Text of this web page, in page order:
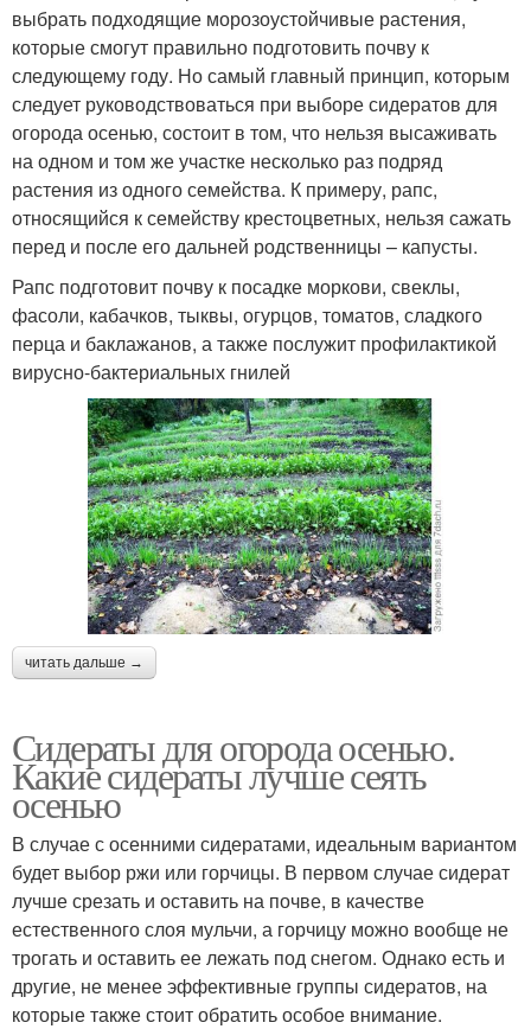
выбрать подходящие морозоустойчивые растения,
которые смогут правильно подготовить почву к
следующему году. Но самый главный принцип, которым
следует руководствоваться при выборе сидератов для
огорода осенью, состоит в том, что нельзя высаживать
на одном и том же участке несколько раз подряд
растения из одного семейства. К примеру, рапс,
относящийся к семейству крестоцветных, нельзя сажать
перед и после его дальней родственницы – капусты.
Рапс подготовит почву к посадке моркови, свеклы,
фасоли, кабачков, тыквы, огурцов, томатов, сладкого
перца и баклажанов, а также послужит профилактикой
вирусно-бактериальных гнилей
читать дальше →
Сидераты для огорода осенью.
Какие сидераты лучше сеять
осенью
В случае с осенними сидератами, идеальным вариантом
будет выбор ржи или горчицы. В первом случае сидерат
лучше срезать и оставить на почве, в качестве
естественного слоя мульчи, а горчицу можно вообще не
трогать и оставить ее лежать под снегом. Однако есть и
другие, не менее эффективные группы сидератов, на
которые также стоит обратить особое внимание.